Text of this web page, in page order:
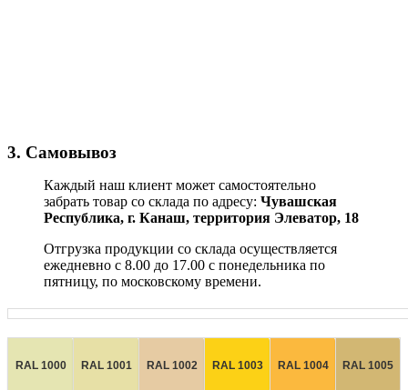
3. Самовывоз
Каждый наш клиент может самостоятельно
забрать товар со склада по адресу: Чувашская
Республика, г. Канаш, территория Элеватор, 18
Отгрузка продукции со склада осуществляется
ежедневно с 8.00 до 17.00 с понедельника по
пятницу, по московскому времени.
RAL 1000 RAL 1001 RAL 1002 RAL 1003 RAL 1004 RAL 1005